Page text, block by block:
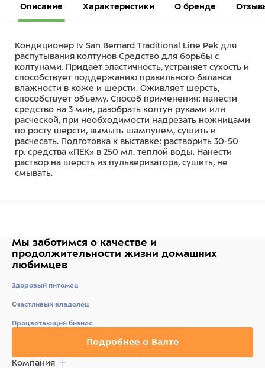
Описание Характеристики О бренде
Кондиционер Iv San Bernard Traditional Line Pek для
распутывания колтунов Средство для борьбы с
колтунами. Придает эластичность, устраняет сухость и
способствует поддержанию правильного баланса
влажности в коже и шерсти. Оживляет шерсть,
способствует объему. Способ применения: нанести
средство на 3 мин, разобрать колтун руками или
расческой, при необходимости надрезать ножницами
по росту шерсти, вымыть шампунем, сушить и
расчесать. Подготовка к выставке: растворить 30-50
гр. средства «ПЕК» в 250 мл. теплой воды. Нанести
раствор на шерсть из пульверизатора, сушить, не
смывать.
пропиленгликоль, метилпарабен, этилпарабен,
лимонная кислота, амилциннамаль, бутилфенил
метилпропионал, бензил салицилат, пропилпарабен,
(желтый 10), масло плодов оливы европейской
Мы заботимся о качестве и
продолжительности жизни домашних
любимцев
Здоровый питомец
Счастливый владелец
Процветающий бизнес
Подробнее о Валте
Компания